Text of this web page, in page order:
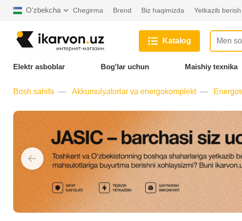
Oʻzbekcha Chegirma Brend Biz haqimizda Yetkazib berish
Katalog
Elektr asboblar Bog'lar uchun Maishiy texnika
Bosh sahifa Akkumulyatorlar va energokomplekt